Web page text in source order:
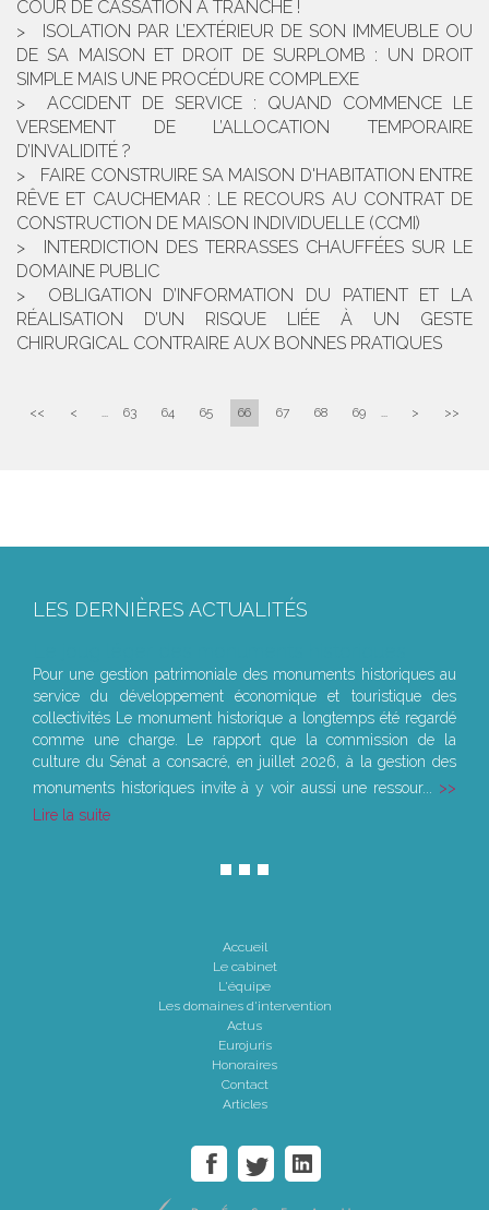
COUR DE CASSATION A TRANCHÉ !
ISOLATION PAR L’EXTÉRIEUR DE SON IMMEUBLE OU
DE SA MAISON ET DROIT DE SURPLOMB : UN DROIT
SIMPLE MAIS UNE PROCÉDURE COMPLEXE
ACCIDENT DE SERVICE : QUAND COMMENCE LE
VERSEMENT DE L’ALLOCATION TEMPORAIRE
D’INVALIDITÉ ?
FAIRE CONSTRUIRE SA MAISON D'HABITATION ENTRE
RÊVE ET CAUCHEMAR : LE RECOURS AU CONTRAT DE
CONSTRUCTION DE MAISON INDIVIDUELLE (CCMI)
INTERDICTION DES TERRASSES CHAUFFÉES SUR LE
DOMAINE PUBLIC
OBLIGATION D’INFORMATION DU PATIENT ET LA
RÉALISATION D’UN RISQUE LIÉE À UN GESTE
CHIRURGICAL CONTRAIRE AUX BONNES PRATIQUES
<< < ... 63 64 65 66 67 68 69 ... > >>
LES DERNIÈRES ACTUALITÉS
Pour une gestion patrimoniale des monuments historiques au
service du développement économique et touristique des
collectivités Le monument historique a longtemps été regardé
comme une charge. Le rapport que la commission de la
culture du Sénat a consacré, en juillet 2026, à la gestion des
monuments historiques invite à y voir aussi une ressour...
Lire la suite
Accueil
Le cabinet
L'équipe
Les domaines d'intervention
Actus
Eurojuris
Honoraires
Contact
Articles